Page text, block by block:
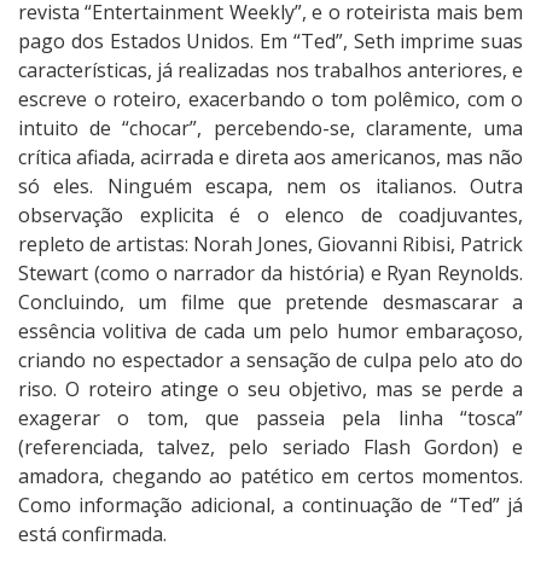
revista “Entertainment Weekly”, e o roteirista mais bem
pago dos Estados Unidos. Em “Ted”, Seth imprime suas
características, já realizadas nos trabalhos anteriores, e
escreve o roteiro, exacerbando o tom polêmico, com o
intuito de “chocar”, percebendo-se, claramente, uma
crítica afiada, acirrada e direta aos americanos, mas não
só eles. Ninguém escapa, nem os italianos. Outra
observação explicita é o elenco de coadjuvantes,
repleto de artistas: Norah Jones, Giovanni Ribisi, Patrick
Stewart (como o narrador da história) e Ryan Reynolds.
Concluindo, um filme que pretende desmascarar a
essência volitiva de cada um pelo humor embaraçoso,
criando no espectador a sensação de culpa pelo ato do
riso. O roteiro atinge o seu objetivo, mas se perde a
exagerar o tom, que passeia pela linha “tosca”
(referenciada, talvez, pelo seriado Flash Gordon) e
amadora, chegando ao patético em certos momentos.
Como informação adicional, a continuação de “Ted” já
está confirmada.